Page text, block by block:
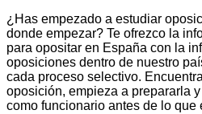
¿Has empezado a estudiar
donde empezar? Te ofrezco la
para opositar en España con la
oposiciones dentro de nuestro
cada proceso selectivo.
oposición, empieza a prepararla
como funcionario antes de lo que